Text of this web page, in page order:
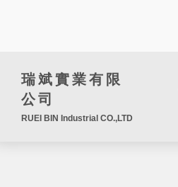
瑞斌實業有限
公司
RUEI BIN Industrial CO.,LTD